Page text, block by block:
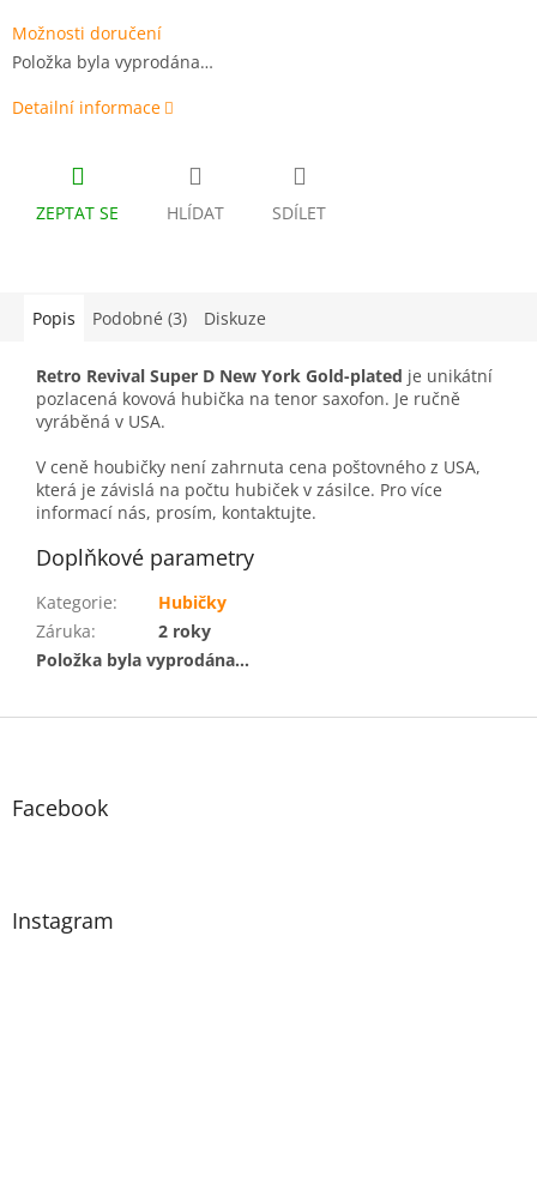
Možnosti doručení
Položka byla vyprodána…
Detailní informace
ZEPTAT SE HLÍDAT SDÍLET
Popis Podobné (3) Diskuze
Retro Revival Super D New York Gold-plated je unikátní
pozlacená kovová hubička na tenor saxofon. Je ručně
vyráběná v USA.
V ceně houbičky není zahrnuta cena poštovného z USA,
která je závislá na počtu hubiček v zásilce. Pro více
informací nás, prosím, kontaktujte.
Doplňkové parametry
Kategorie:
Hubičky
Záruka:
2 roky
Položka byla vyprodána…
Z
Facebook
Instagram